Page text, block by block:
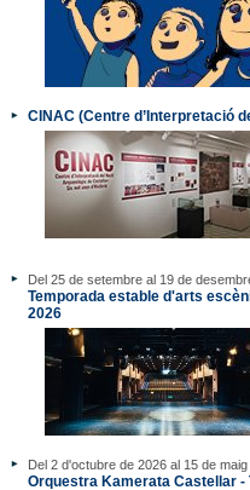
CINAC (Centre d’Interpretació
Del 25 de setembre al 19 de
Temporada estable d'arts
2026
Del 2 d'octubre de 2026 al 15 de
Orquestra Kamerata Castellar -